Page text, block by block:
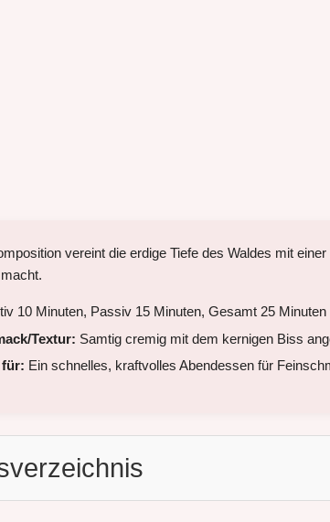
vereint die erdige Tiefe des Waldes mit
10 Minuten, Passiv 15 Minuten, Gesamt 25 Minuten
Textur: Samtig cremig mit dem kernigen Biss
für: Ein schnelles, kraftvolles Abendessen für